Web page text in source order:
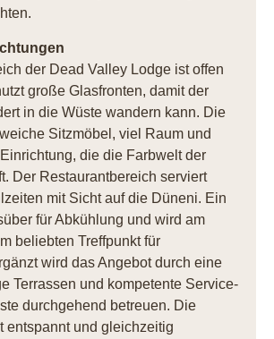
der Dead Valley Lodge ist offen
große Glasfronten, damit der
in die Wüste wandern kann. Die
Sitzmöbel, viel Raum und
die die Farbwelt der
Der Restaurantbereich serviert
mit Sicht auf die Düneni. Ein
für Abkühlung und wird am
beliebten Treffpunkt für
wird das Angebot durch eine
Terrassen und kompetente Service-
durchgehend betreuen. Die
entspannt und gleichzeitig